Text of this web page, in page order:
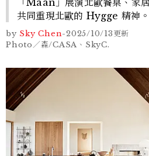
「Maan」展演北歐餐桌、家
共同重現北歐的 Hygge 精神。
by Sky Chen-2025/10/13更新
Photo／森/CASA、SkyC.